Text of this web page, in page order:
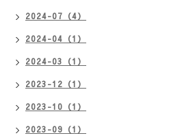
2024-07（4）
2024-04（1）
2024-03（1）
2023-12（1）
2023-10（1）
2023-09（1）